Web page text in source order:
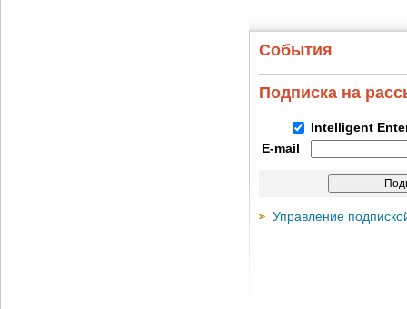
События
Подписка на
Intelligent
E-mail
Управление